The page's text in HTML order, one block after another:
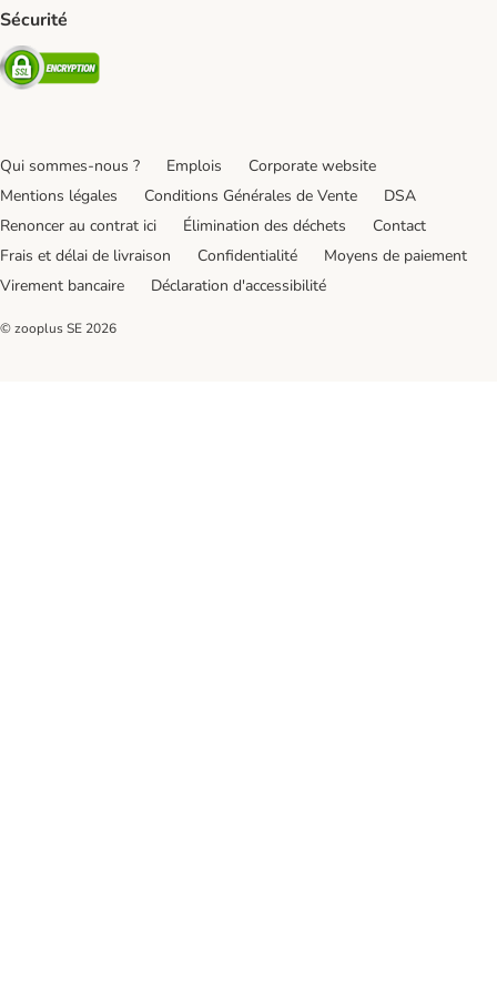
Sécurité
Security
Qui sommes-nous ? Emplois
Corporate website
Mentions légales
Conditions Générales de Vente
DSA
Renoncer au contrat ici
Élimination des déchets
Contact
Frais et délai de livraison
Confidentialité
Moyens de paiement
Virement bancaire
Déclaration d'accessibilité
© zooplus SE 2026